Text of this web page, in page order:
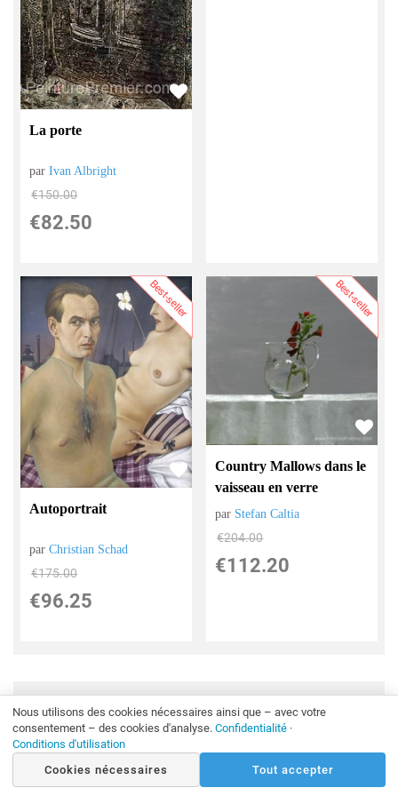
La porte
parIvan Albright
€150.00
€82.50
Best-seller
Autoportrait
parChristian Schad
€175.00
€96.25
Best-seller
Country Mallows dans le
vaisseau en verre
par Stefan Caltia
€204.00
€112.20
Affiche 59 911 peintures)
1 2 3 4 5 ... [Suiv >>]
Nous pouvons peindre toute taille et toute photo. Vous ne
Nous utilisons des cookies nécessaires ainsi que – avec votre
consentement – des cookies d'analyse. Confidentialité ·
Conditions d'utilisation
Cookies nécessaires
Tout accepter